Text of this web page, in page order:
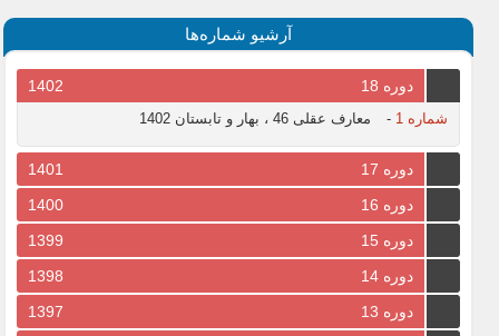
آرشیو شماره‌ها
دوره 18 1402
شماره 1 - معارف عقلی 46 ، بهار و تابستان 1402
دوره 17
1401
دوره 16
1400
دوره 15
1399
دوره 14
1398
دوره 13
1397